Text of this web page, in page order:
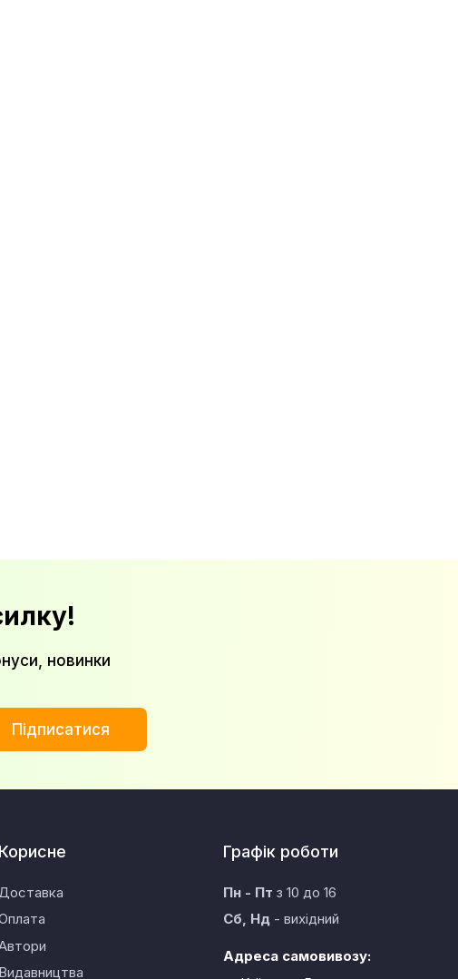
новинки
Підписатися
Корисне
Видавництва
Графік роботи
Пн - Пт з 10 до 16
Сб, Нд- вихідний
Адреса самовивозу: